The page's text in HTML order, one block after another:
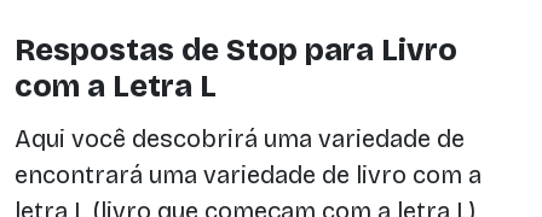
Respostas de Stop para Livro
com a Letra L
Aqui você descobrirá uma variedade de
encontrará uma variedade de livro com a
letra L (livro que começam com a letra L)